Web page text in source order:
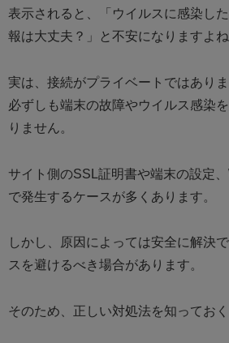
表示されると、「ウイルスに感染し
報は大丈夫？」と不安になりますよね
実は、接続がプライベートではあり
必ずしも端末の故障やウイルス感染
りません。
サイト側のSSL証明書や端末の設定
で発生するケースが多くあります。
しかし、原因によっては安全に解決
スを避けるべき場合があります。
そのため、正しい対処法を知ってお